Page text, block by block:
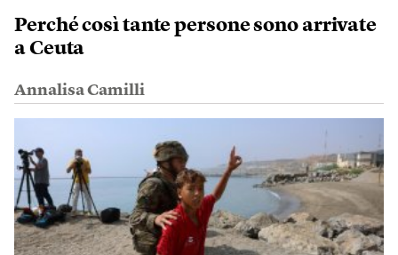
Perché così tante persone sono arrivate
a Ceuta
Annalisa Camilli